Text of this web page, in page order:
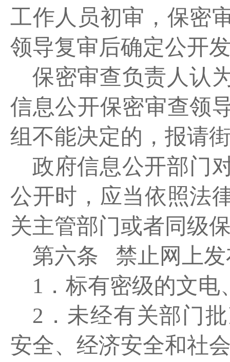
工作人员初审，保密
领导复审后确定公开
保密审查负责人认
信息公开保密审查领
组不能决定的，报请
政府信息公开部门
公开时，应当依照法
关主管部门或者同级
第六条
禁止网上
1．标有密级的文
2．未经有关部门
安全、经济安全和社